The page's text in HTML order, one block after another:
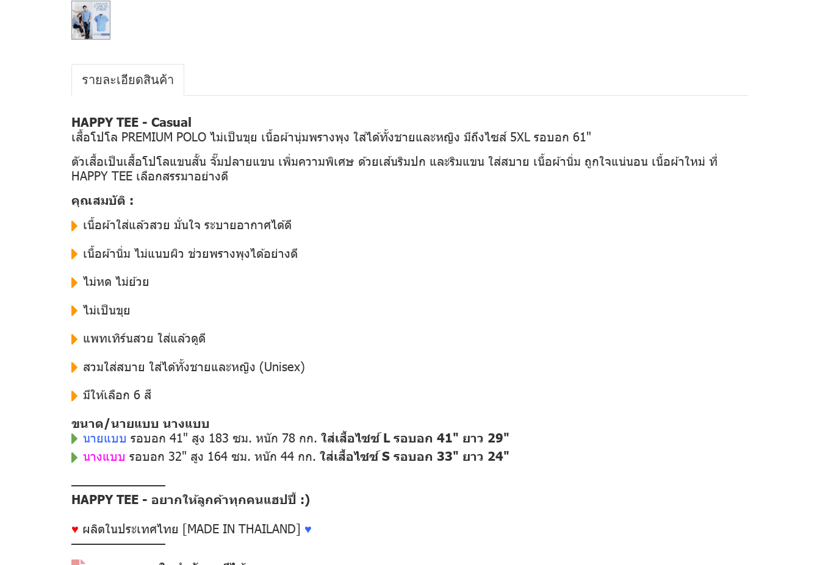
รายละเอียดสินค้า
HAPPY TEE - Casual
เสื้อโปโล PREMIUM POLO ไม่เป็นขุย เนื้อผ้านุ่มพรางพุง ใส่ได้ทั้งชายและหญิง มีถึงไซส์ 5XL รอบอก 61"
ตัวเสื้อเป็นเสื้อโปโลแขนสั้น จั๊มปลายแขน เพิ่มความพิเศษ ด้วยเส้นริมปก และริมแขน ใส่สบาย เนื้อผ้านิ่ม ถูกใจแน่นอน เนื้อผ้าใหม่ ที่
HAPPY TEE เลือกสรรมาอย่างดี
คุณสมบัติ :
เนื้อผ้าใส่แล้วสวย มั่นใจ ระบายอากาศได้ดี
เนื้อผ้านิ่ม ไม่แนบผิว ช่วยพรางพุงได้อย่างดี
ไม่หด ไม่ย้วย
ไม่เป็นขุย
แพทเทิร์นสวย ใส่แล้วดูดี
สวมใส่สบาย ใส่ได้ทั้งชายและหญิง (Unisex)
มีให้เลือก 6 สี
ขนาด/นายแบบ นางแบบ
นายแบบ รอบอก 41" สูง 183 ซม. หนัก 78 กก. ใส่เสื้อไซซ์ L รอบอก 41" ยาว 29"
นางแบบ รอบอก 32" สูง 164 ซม. หนัก 44 กก. ใส่เสื้อไซซ์ S รอบอก 33" ยาว 24"
––––––––––––––
HAPPY TEE - อยากให้ลูกค้าทุกคนแฮปปี้ :)
♥ ผลิตในประเทศไทย [MADE IN THAILAND] ♥
––––––––––––––